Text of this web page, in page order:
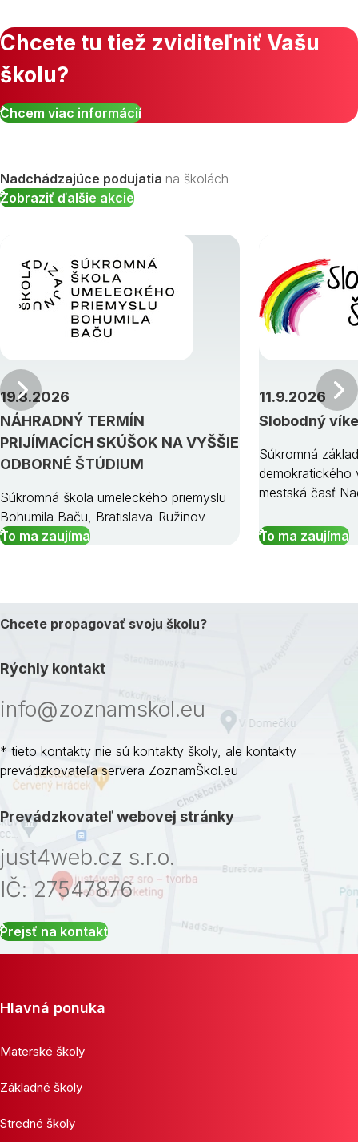
Chcete tu tiež zviditeľniť Vašu
školu?
Chcem viac informácií
Nadchádzajúce podujatia na školách
Zobraziť ďalšie akcie
NÁHRADNÝ TERMÍN
PRIJÍMACÍCH SKÚŠOK NA VYŠŠIE
ODBORNÉ ŠTÚDIUM
19.8.2026
Súkromná škola umeleckého priemyslu
Bohumila Baču, Bratislava-Ružinov
To ma zaujíma
Slobodný
11.9.2026
Súkromná
demokratického
mestská časť
To ma zaujíma
Predchádzajúci
Chcete propagovať svoju školu?
Rýchly kontakt
info@zoznamskol.eu
* tieto kontakty nie sú kontakty školy, ale kontakty
prevádzkovateľa servera ZoznamŠkol.eu
Prevádzkovateľ webovej stránky
just4web.cz s.r.o.
IČ: 27547876
Prejsť na kontakt
Hlavná ponuka
Materské školy
Základné školy
Stredné školy